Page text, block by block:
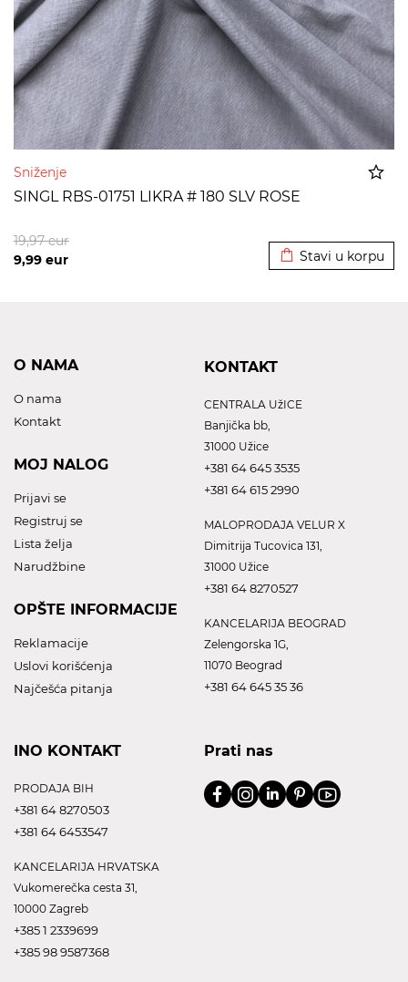
Sniženje
SINGL RBS-01751 LIKRA # 180 SLV ROSE
9,99 eur
19,97eur
Stavi u korpu
O NAMA
O nama
Kontakt
MOJ NALOG
Prijavi se
Registruj se
Lista želja
Narudžbine
OPŠTE INFORMACIJE
Reklamacije
Uslovi korišćenja
Najčešća pitanja
KONTAKT
CENTRALA UžICE
Banjička bb,
31000 Užice
+381 64 645 3535
+381 64 615 2990
MALOPRODAJA VELUR X
Dimitrija Tucovica 131,
31000 Užice
+381 64 8270527
KANCELARIJA BEOGRAD
Zelengorska 1G,
11070 Beograd
+381 64 645 35 36
INO KONTAKT
PRODAJA BIH
+381 64 8270503
+381 64 6453547
KANCELARIJA HRVATSKA
Vukomerečka cesta 31,
10000 Zagreb
+385 1 2339699
+385 98 9587368
Prati nas